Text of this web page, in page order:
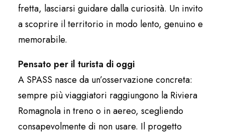
fretta, lasciarsi guidare dalla curiosità. Un invito
a scoprire il territorio in modo lento, genuino e
memorabile.
Pensato per il turista di oggi
A SPASS nasce da un’osservazione concreta:
sempre più viaggiatori raggiungono la Riviera
Romagnola in treno o in aereo, scegliendo
consapevolmente di non usare. Il progetto